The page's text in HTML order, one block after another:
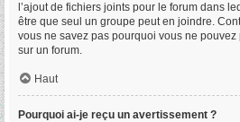
l’ajout de fichiers joints pour le forum dans
être que seul un groupe peut en joindre.
vous ne savez pas pourquoi vous ne
sur un forum.
Haut
Pourquoi ai-je reçu un avertissement ?